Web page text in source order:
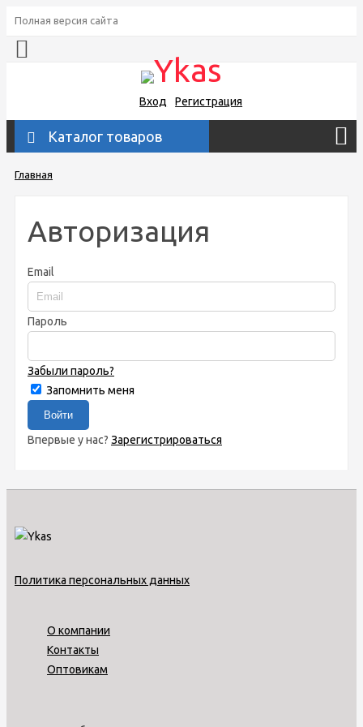
Полная версия сайта
Вход Регистрация
Каталог товаров
Главная
Авторизация
Email
Пароль
Забыли пароль?
Запомнить меня
Впервые у нас? Зарегистрироваться
Политика персональных данных
О компании
Контакты
Оптовикам